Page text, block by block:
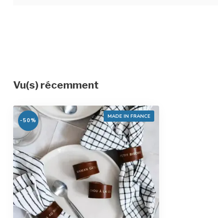
Vu(s) récemment
MADE IN FRANCE
-50%